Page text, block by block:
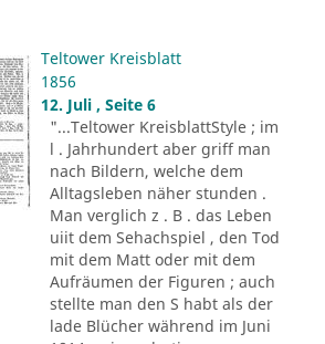
Teltower Kreisblatt
1856
12. Juli , Seite 6
"...Teltower KreisblattStyle ; im
l . Jahrhundert aber griff man
nach Bildern, welche dem
Alltagsleben näher stunden .
Man verglich z . B . das Leben
uiit dem Sehachspiel , den Tod
mit dem Matt oder mit dem
Aufräumen der Figuren ; auch
stellte man den S habt als der
lade Blücher während im Juni